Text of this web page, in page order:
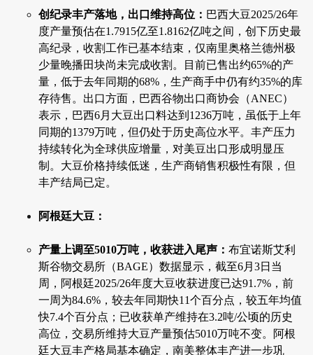
创纪录丰产落地，出口维持高位： 巴西大豆2025/26年
度产量预估在1.7915亿至1.8162亿吨之间，创下历史最
高纪录，收割工作已基本结束，仅南里奥格兰德州极
少量晚播田块尚未完成收割。目前已售出约65%的产
量，低于去年同期的68%，生产商手中仍有约35%的库
存待售。出口方面，巴西谷物出口商协会（ANEC）
表示，巴西6月大豆出口料达到1236万吨，虽低于上年
同期的1379万吨，但仍处于历史高位水平。丰产压力
持续转化为全球供应增量，对美豆出口形成明显压
制。大豆价格持续低迷，生产商销售积极性有限，但
丰产结局已定。
阿根廷大豆：
产量上调至5010万吨，收获进入尾声： 布宜诺斯艾利
斯谷物交易所（BAGE）数据显示，截至6月3日当
周，阿根廷2025/26年度大豆收获进度已达91.7%，前
一周为84.6%，较去年同期快11个百分点，较五年均值
快7.4个百分点；已收获单产维持在3.2吨/公顷的历史
高位，交易所维持大豆产量预估5010万吨不变。阿根
廷大豆丰产格局基本确定，南美整体丰产进一步巩